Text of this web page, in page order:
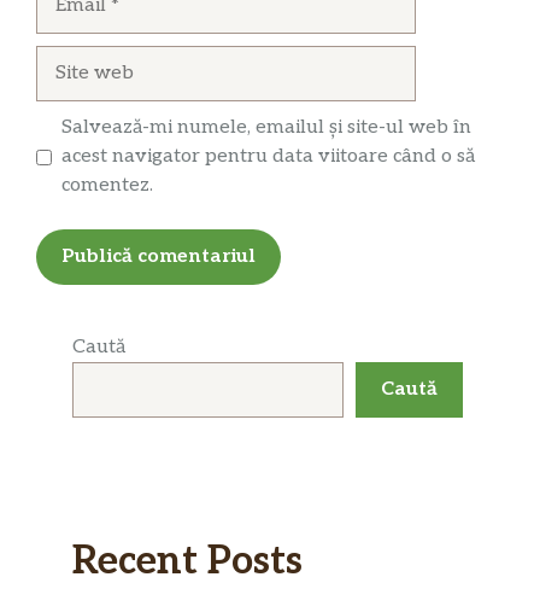
Salvează-mi numele, emailul și site-ul web în
acest navigator pentru data viitoare când o să
comentez.
Caută
Caută
Recent Posts